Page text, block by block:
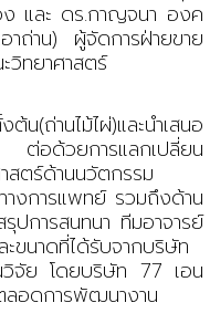
และ ดร.กาญจนา องค
าน) ผู้จัดการฝ่ายขาย
วิทยาศาสตร์
(ถ่านไม้ไผ่)และนำเสนอ
ต่อด้วยการแลกเปลี่ยน
สตร์ด้านนวัตกรรม
างการแพทย์ รวมถึงด้าน
ปการสนทนา ทีมอาจารย์
ะขนาดที่ได้รับจากบริษัท
วิจัย โดยบริษัท 77 เอน
ลอดการพัฒนางาน